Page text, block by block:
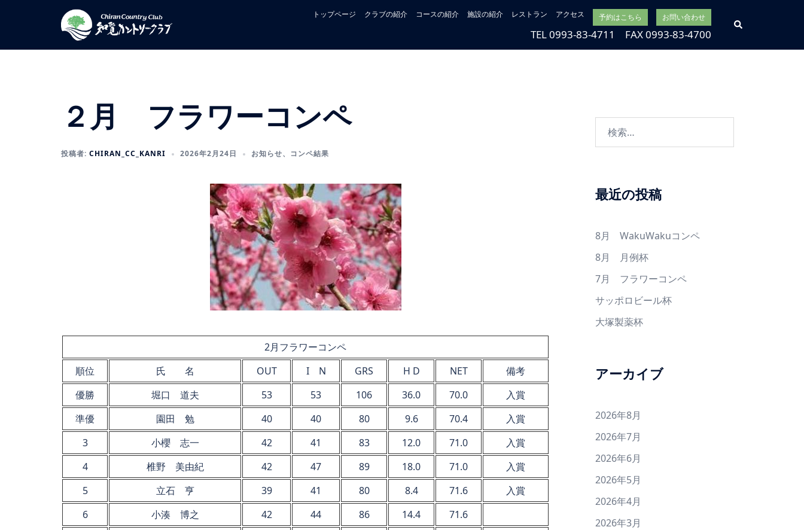
ン
トップページ クラブの紹介 コースの紹介 施設の紹介 レストラン アクセス 予約はこちら お問い合わせ
TEL 0993-83-4711 FAX 0993-83-4700
検
索
２月 フラワーコンペ
投稿者: CHIRAN_CC_KANRI 2026年2月24日 お知らせ、 コンペ結果
2月フラワーコンペ
順位
氏 名 OUT I N GRS H D NET
備考
優勝
堀口 道夫 53 53 106 36.0 70.0
入賞
準優
園田 勉 40 40 80 9.6 70.4
入賞
3
小櫻 志一 42 41 83 12.0 71.0
入賞
4
椎野 美由紀 42 47 89 18.0 71.0
入賞
5
立石 亨 39 41 80 8.4 71.6
入賞
6
小湊 博之 42 44 86 14.4
71.6
最近の投稿
8月 WakuWakuコンペ
8月 月例杯
7月 フラワーコンペ
サッポロビール杯
大塚製薬杯
アーカイブ
2026年8月
2026年7月
2026年6月
2026年5月
2026年4月
2026年3月